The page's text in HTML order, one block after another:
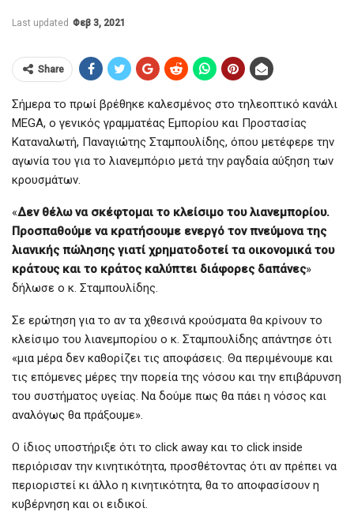
Last updated Φεβ 3, 2021
Share
Σήμερα το πρωί βρέθηκε καλεσμένος στο τηλεοπτικό κανάλι
MEGA, ο γενικός γραμματέας Εμπορίου και Προστασίας
Καταναλωτή, Παναγιώτης Σταμπουλίδης, όπου μετέφερε την
αγωνία του για το λιανεμπόριο μετά την ραγδαία αύξηση των
κρουσμάτων.
«Δεν θέλω να σκέφτομαι το κλείσιμο του λιανεμπορίου.
Προσπαθούμε να κρατήσουμε ενεργό τον πνεύμονα της
λιανικής πώλησης γιατί χρηματοδοτεί τα οικονομικά του
κράτους και το κράτος καλύπτει διάφορες δαπάνες»
δήλωσε ο κ. Σταμπουλίδης.
Σε ερώτηση για το αν τα χθεσινά κρούσματα θα κρίνουν το
κλείσιμο του λιανεμπορίου ο κ. Σταμπουλίδης απάντησε ότι
«μια μέρα δεν καθορίζει τις αποφάσεις. Θα περιμένουμε και
τις επόμενες μέρες την πορεία της νόσου και την επιβάρυνση
του συστήματος υγείας. Να δούμε πως θα πάει η νόσος και
αναλόγως θα πράξουμε».
Ο ίδιος υποστήριξε ότι το click away και το click inside
περιόρισαν την κινητικότητα, προσθέτοντας ότι αν πρέπει να
περιοριστεί κι άλλο η κινητικότητα, θα το αποφασίσουν η
κυβέρνηση και οι ειδικοί.